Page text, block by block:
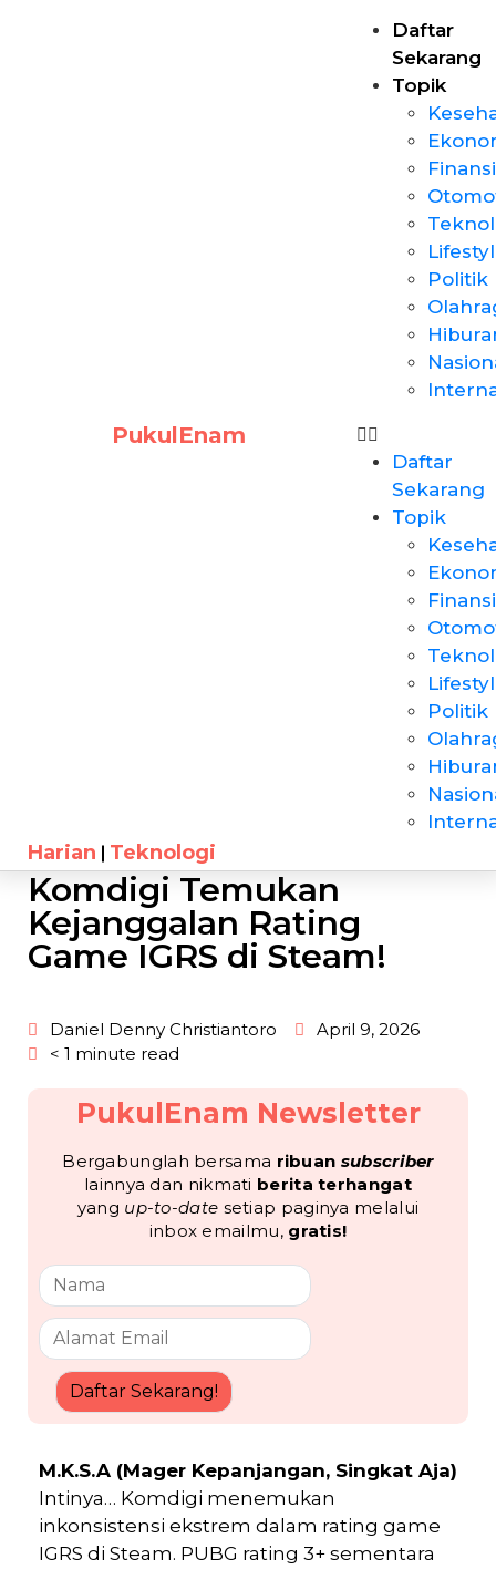
PukulEnam
Daftar
Sekarang
Topik
Politik
Daftar
Sekarang
Topik
Politik
Harian Teknologi
Komdigi Temukan
Kejanggalan Rating
Game IGRS di Steam!
Daniel Denny Christiantoro
April 9, 2026
< 1 minute read
PukulEnam Newsletter
Bergabunglah bersama ribuan subscriber
lainnya dan nikmati berita terhangat
yang up-to-date setiap paginya melalui
inbox emailmu, gratis!
Daftar Sekarang!
M.K.S.A (Mager Kepanjangan, Singkat Aja)
Intinya… Komdigi menemukan
inkonsistensi ekstrem dalam rating game
IGRS di Steam. PUBG rating 3+ sementara